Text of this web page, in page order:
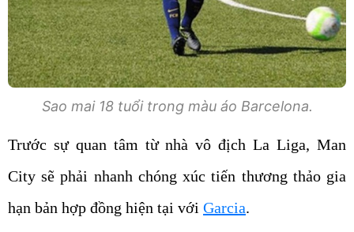
Sao mai 18 tuổi trong màu áo Barcelona.
Trước sự quan tâm từ nhà vô địch La Liga, Man
City sẽ phải nhanh chóng xúc tiến thương thảo gia
hạn bản hợp đồng hiện tại với Garcia.